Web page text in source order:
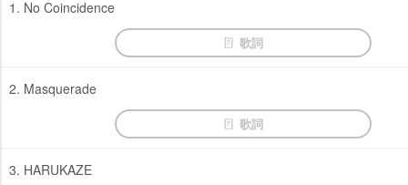
1. No Coincidence
歌詞
2. Masquerade
歌詞
3. HARUKAZE